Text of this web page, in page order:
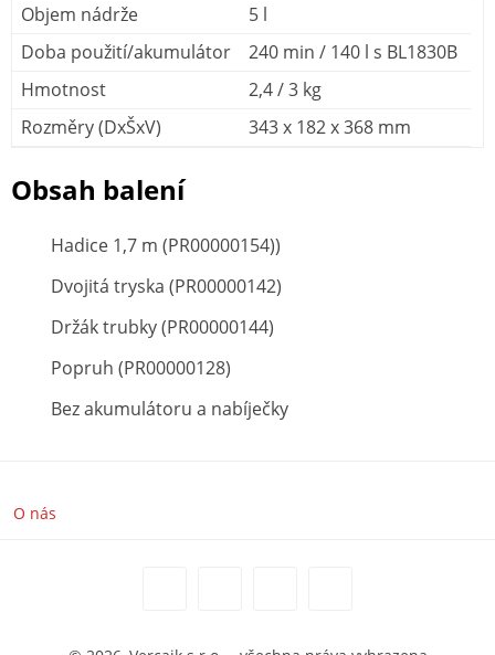
Objem nádrže
5 l
Doba použití/akumulátor
240 min / 140 l s BL1830B
Hmotnost
2,4 / 3 kg
Rozměry (DxŠxV)
343 x 182 x 368 mm
Obsah balení
Hadice 1,7 m (PR00000154))
Dvojitá tryska (PR00000142)
Držák trubky (PR00000144)
Popruh (PR00000128)
Bez akumulátoru a nabíječky
O nás